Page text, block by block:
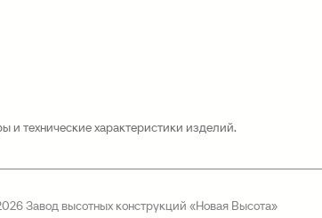
и технические характеристики изделий.
Завод высотных конструкций «Новая Высота»